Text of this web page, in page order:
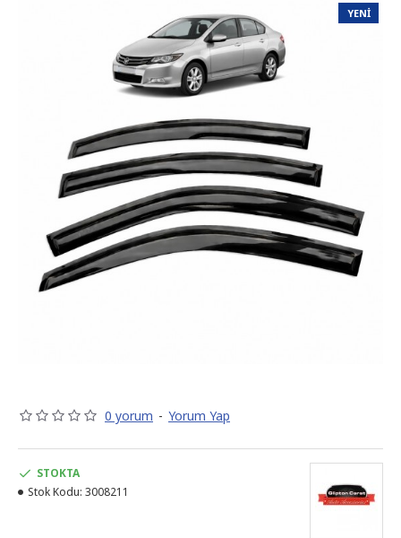
YENI
0 yorum - Yorum Yap
STOKTA
Stok Kodu: 3008211